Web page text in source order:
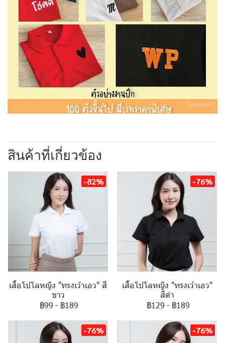
สินค้าที่เกี่ยวข้อง
-82%
เสื้อโปโลหญิง "ทรงเว้าเอว" สี
ขาว
฿99 - ฿189
-76%
เสื้อโปโลหญิง "ทรงเว้าเอว"
สีดำ
฿129 - ฿189
-76% -76%